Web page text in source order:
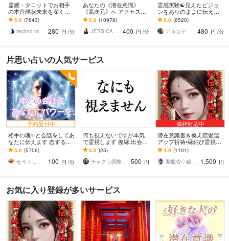
霊感・タロットでお相手
の本音現状未来を深く視
ます 恋愛・仕事・家族・
人間関係の本質を見抜き
スピード解決へ
5.0 (7643)
techno tango
280 円 /分
あなたの《潜在意識》
《高次元》へ アクセスし
ます ☆チャネリングで本
当に望む未来へ導きます
☆
5.0 (10978)
JESSICA Ray 400 円 /分
霊感実験☯️見えたビジョ
ンをありのままに伝えま
す ♦️霊感✨気の流れ☘️タロ
ット 見えた映像を具体
的に伝えます
5.0 (6520)
アルカディア
480 円 /分
片思い占いの人気サービス
予約受付中
相手の魂✨と会話をしてあ
なたに伝えます 恋するあ
なたに☘️最高のチャンス
を！
5.0 (5706)
せろ☆しあり
100 円 /分
何も視えないですが本気
で霊視します 復縁,出会い,
片想い,金運,子育て,人間関
係どれも視えません
5.0 (25)
チャクラ調整師 天宮まこと
500 円
満枠対応中
潜在意識書き換え恋愛運
アップ祈祷•縁結び霊視し
ます 秘伝の祈祷で思念伝
達、強力縁結び祈祷、恋
愛引き寄せ体質に
4.9 (1101)
紫龍杏◇秘伝の縁結び祈祷師
1,500 円
お気に入り登録が多いサービス